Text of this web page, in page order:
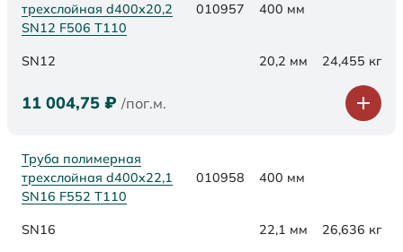
трехслойная d400х20,2
SN12 F506 Т110
010957 400 мм
SN12 20,2 мм 24,455 кг
11 004,75 ₽ /пог.м.
Труба полимерная
трехслойная d400х22,1
SN16 F552 Т110
010958 400 мм
SN16 22,1 мм 26,636 кг